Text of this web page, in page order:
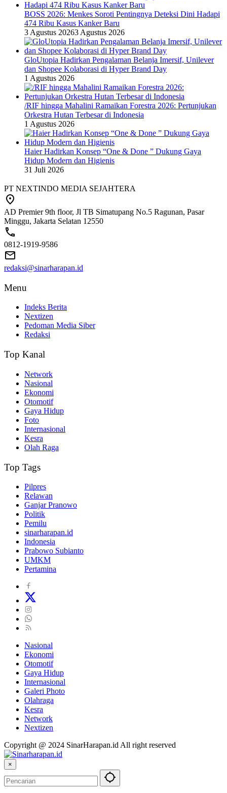
BOSS 2026: Menkes Soroti Pentingnya Deteksi Dini Hadapi
474 Ribu Kasus Kanker Baru
3 Agustus 20263 Agustus 2026
GloUtopia Hadirkan Pengalaman Belanja Imersif, Unilever
dan Shopee Kolaborasi di Hyper Brand Day
1 Agustus 2026
/RIF hingga Mahalini Ramaikan Forestra 2026: Pertunjukan
Orkestra Hutan Terbesar di Indonesia
1 Agustus 2026
Haier Hadirkan Konsep “One & Done ” Dukung Gaya
Hidup Modern dan Higienis
31 Juli 2026
PT NEXTINDO MEDIA SEJAHTERA
AD Premier 9th floor, Jl TB Simatupang No.5 Ragunan, Pasar
Minggu, Jakarta Selatan 12550
0812-1919-9586
redaksi@sinarharapan.id
Menu
Indeks Berita
Nextizen
Pedoman Media Siber
Redaksi
Top Kanal
Network
Nasional
Ekonomi
Otomotif
Gaya Hidup
Foto
Internasional
Kesra
Olah Raga
Top Tags
Pilpres
Relawan
Ganjar Pranowo
Politik
Pemilu
sinarharapan.id
Indonesia
Prabowo Subianto
UMKM
Pertamina
Nasional
Ekonomi
Otomotif
Gaya Hidup
Internasional
Galeri Photo
Olahraga
Kesra
Network
Nextizen
Copyright @ 2024 SinarHarapan.id All right reserved
×